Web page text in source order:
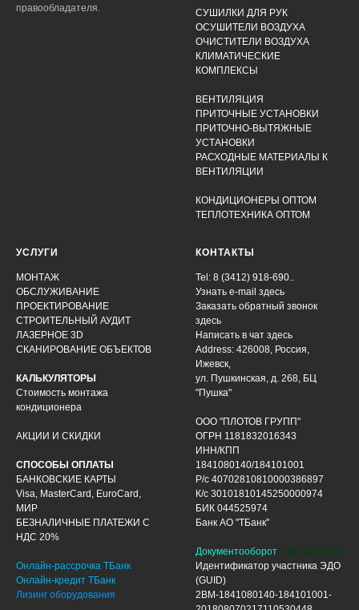
правообладателя.
СУШИЛКИ ДЛЯ РУК
ОСУШИТЕЛИ ВОЗДУХА
ОЧИСТИТЕЛИ ВОЗДУХА
КЛИМАТИЧЕСКИЕ
КОМПЛЕКСЫ
ВЕНТИЛЯЦИЯ
ПРИТОЧНЫЕ УСТАНОВКИ
ПРИТОЧНО-ВЫТЯЖНЫЕ
УСТАНОВКИ
РАСХОДНЫЕ МАТЕРИАЛЫ К
ВЕНТИЛЯЦИИ
КОНДИЦИОНЕРЫ ОПТОМ
ТЕПЛОТЕХНИКА ОПТОМ
УСЛУГИ
МОНТАЖ
ОБСЛУЖИВАНИЕ
ПРОЕКТИРОВАНИЕ
СТРОИТЕЛЬНЫЙ АУДИТ
ЛАЗЕРНОЕ 3D
СКАНИРОВАНИЕ ОБЪЕКТОВ
КАЛЬКУЛЯТОРЫ
Стоимость монтажа
кондиционера
АКЦИИ И СКИДКИ
СПОСОБЫ ОПЛАТЫ
БАНКОВСКИЕ КАРТЫ
Visa, MasterCard, EuroCard,
МИР
БЕЗНАЛИЧНЫЕ ПЛАТЕЖИ С
НДС 20%
Онлайн-рассрочка ТБанк
Онлайн-кредит ТБанк
Лизинг оборудования
КОНТАКТЫ
Tel: 8 (3412) 918-690..
Узнать e-mail здесь
Заказать обратный звонок
здесь
Написать в чат здесь
Address: 426008, Россия,
Ижевск,
ул. Пушкинская, д. 268, БЦ
"Пушка"
ООО "ПЛОТОВ ГРУПП"
ОГРН 1181832016343
ИНН/КПП
1841080140/184101001
Р/с 40702810810000386897
К/с 30101810145250000974
БИК 044525974
Банк АО "ТБанк"
Документооборот ЭДО ДИАДОК
Идентификатор участника ЭДО
(GUID)
2BM-1841080140-184101001-